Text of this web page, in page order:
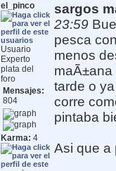
el_pinco
Usuario
Experto
plata del
foro
Mensajes:
804
Karma: 4
sargos
23:59
pesca
menos
tarde o
corre
pintaba
Asi que a